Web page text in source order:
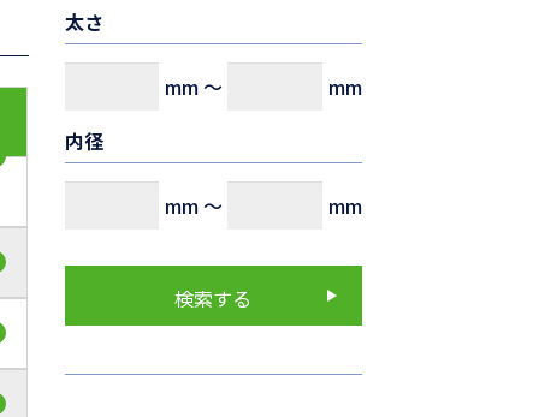
太さ
mm～
mm
内径
mm～ mm